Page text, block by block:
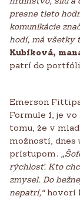
presne tieto
komunikácie
hodí, má všetky
Kubíková,
patrí do
Emerson
Formule 1, je
tomu, že v
možností, dnes
prístupom.
rýchlosť. Kto
zmysel. Do
nepatrí,“hovorí